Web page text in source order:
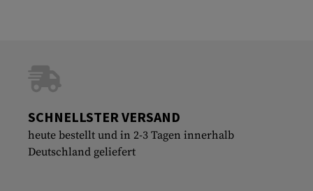
SCHNELLSTER VERSAND
heute bestellt und in 2-3 Tagen innerhalb
Deutschland geliefert